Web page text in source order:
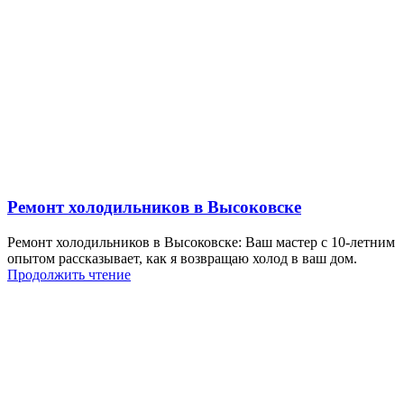
Ремонт холодильников в Высоковске
Ремонт холодильников в Высоковске: Ваш мастер с 10-летним
опытом рассказывает, как я возвращаю холод в ваш дом.
Продолжить чтение